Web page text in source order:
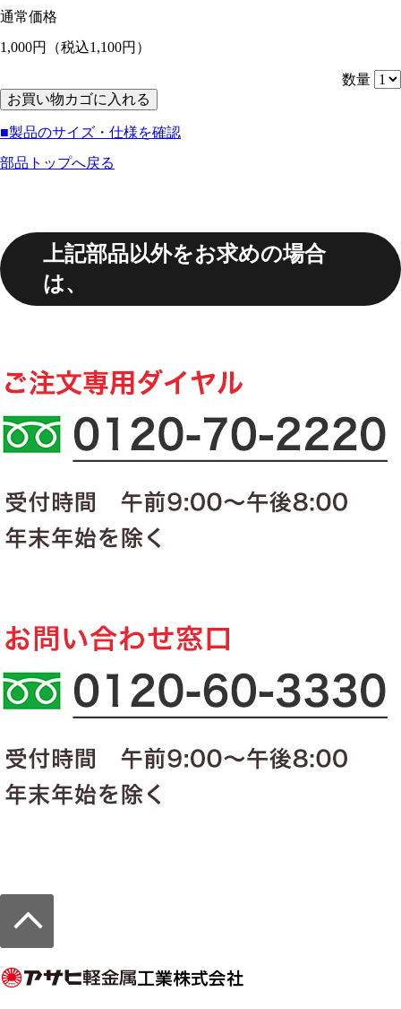
通常価格
1,000円
（税込1,100円）
数量
■製品のサイズ・仕様を確認
部品トップへ戻る
上記部品以外をお求めの場合
は、